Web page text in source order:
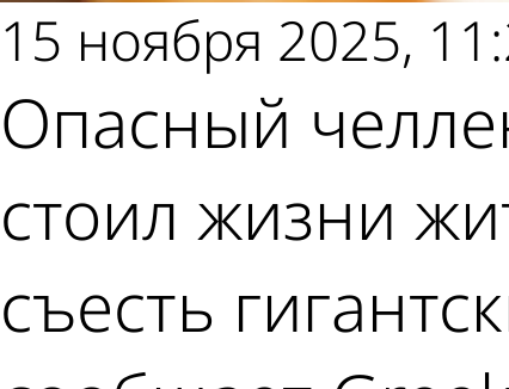
15 ноября 2025,
Опасный
стоил жизни
съесть